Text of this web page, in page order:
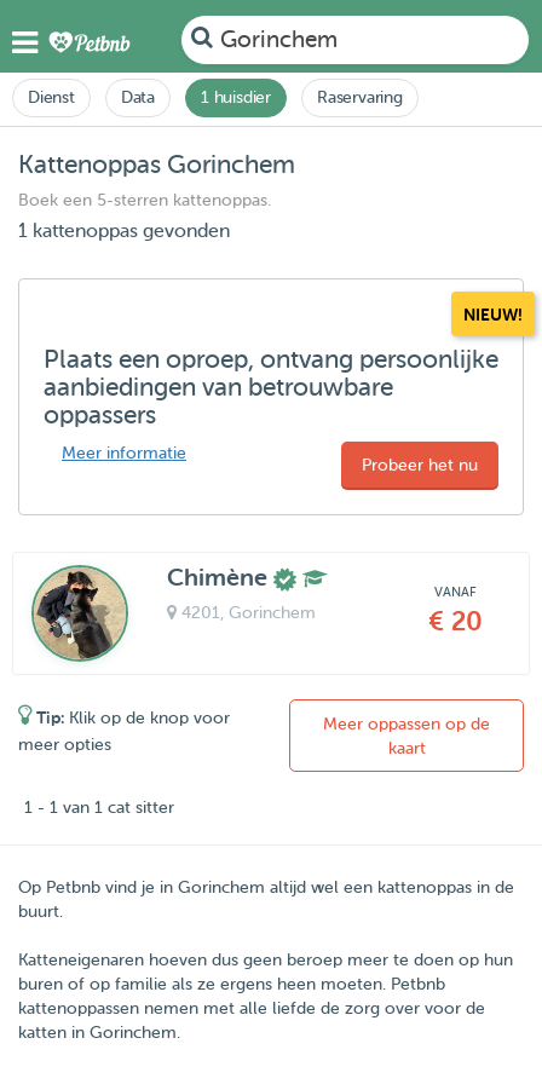
Gorinchem
Dienst Data 1 huisdier Raservaring
Kattenoppas Gorinchem
Boek een 5-sterren kattenoppas.
1 kattenoppas gevonden
NIEUW!
Plaats een oproep, ontvang persoonlijke
aanbiedingen van betrouwbare
oppassers
Meer informatie
Probeer het nu
Chimène
4201 , Gorinchem
VANAF
€ 20
Tip: Klik op de knop voor
meer opties
Meer oppassen op de
kaart
1 - 1 van 1 cat sitter
Op Petbnb vind je in Gorinchem altijd wel een kattenoppas in de
buurt.
Katteneigenaren hoeven dus geen beroep meer te doen op hun
buren of op familie als ze ergens heen moeten. Petbnb
kattenoppassen nemen met alle liefde de zorg over voor de
katten in Gorinchem.